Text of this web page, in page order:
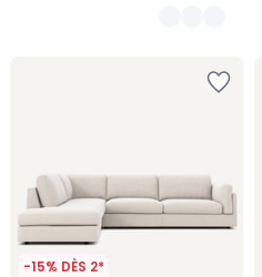
-15% DÈS 2*